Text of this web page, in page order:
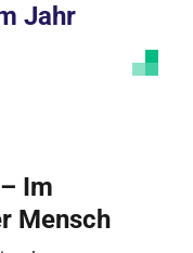
Jahr
Im
Mensch